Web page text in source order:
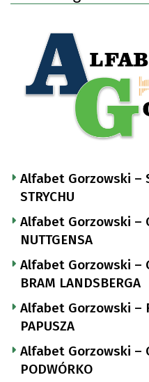
Alfabet Gorzowski –
STRYCHU
Alfabet Gorzowski – C
NUTTGENSA
Alfabet Gorzowski –
BRAM LANDSBERGA
Alfabet Gorzowski –
PAPUSZA
Alfabet Gorzowski –
PODWÓRKO